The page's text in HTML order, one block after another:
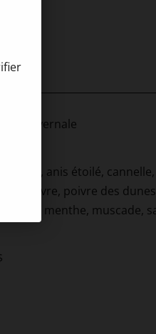
Hivernale
frais, anis étoilé,
genièvre, poivre des
amère, menthe, muscade,